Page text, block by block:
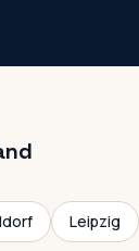
Leipzig